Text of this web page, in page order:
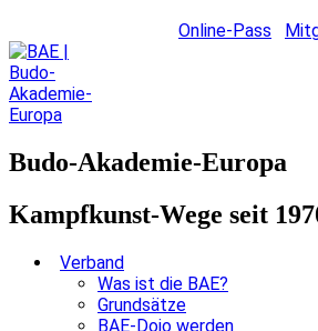
Online-Pass
Budo-Akademie-Europa
Kampfkunst-Wege seit
Verband
Was ist die BAE?
Grundsätze
BAE-Dojo werden